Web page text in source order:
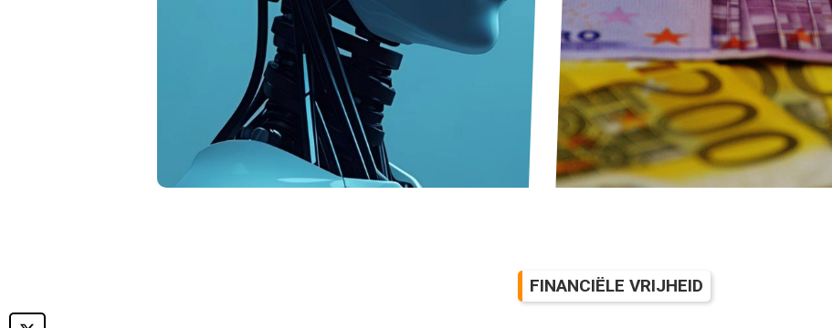
FINANCIËLE VRIJHEID